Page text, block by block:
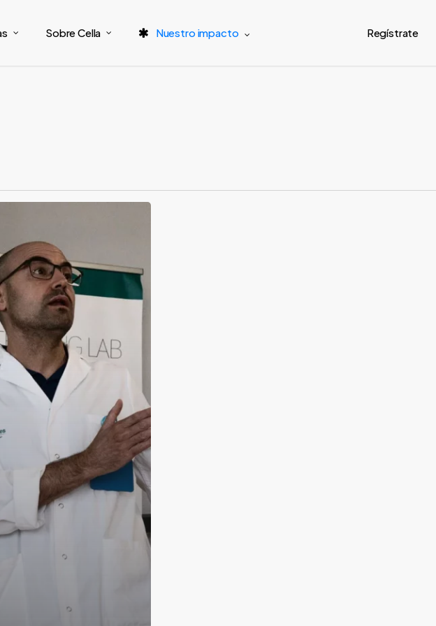
Sobre Cella Nuestro impacto Regístrate